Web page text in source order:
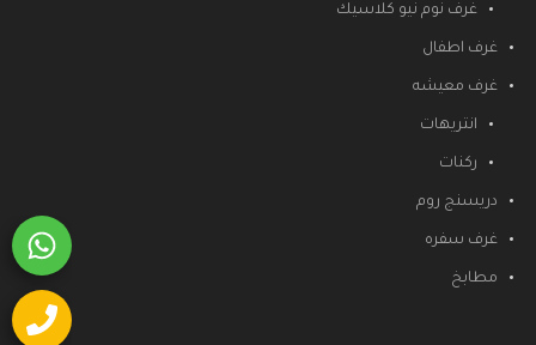
غرف نوم نيو كلاسيك
غرف اطفال
غرف معيشه
انتريهات
ركنات
دريسنج روم
غرف سفره
مطابخ